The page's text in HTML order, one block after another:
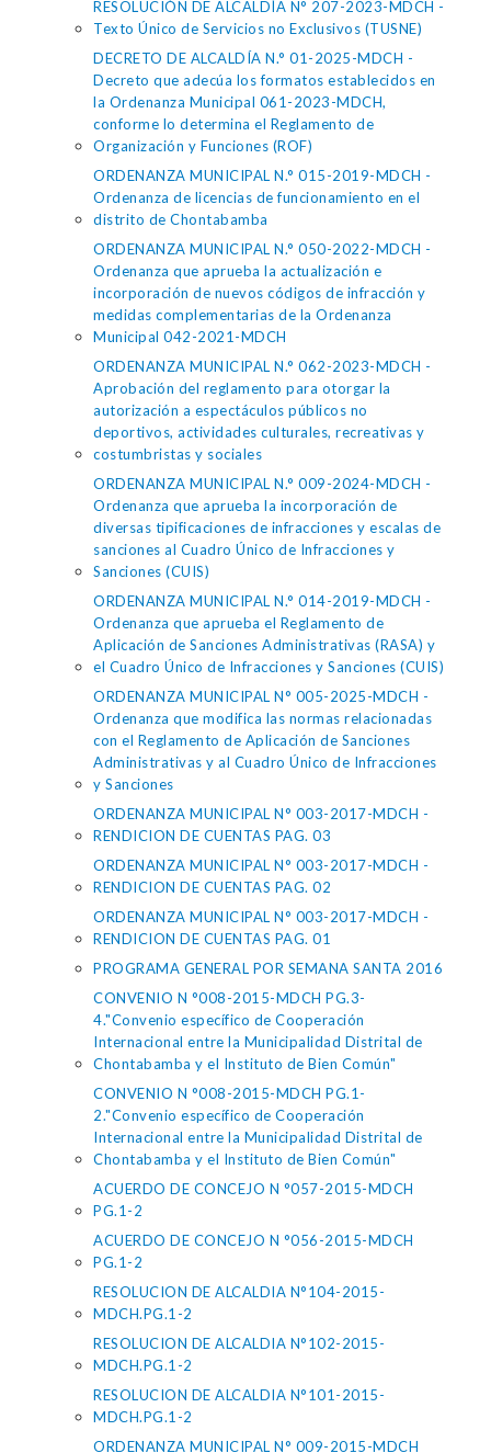
RESOLUCIÓN DE ALCALDÍA N° 207-2023-MDCH -
Texto Único de Servicios no Exclusivos (TUSNE)
DECRETO DE ALCALDÍA N.° 01-2025-MDCH -
Decreto que adecúa los formatos establecidos en
la Ordenanza Municipal 061-2023-MDCH,
conforme lo determina el Reglamento de
Organización y Funciones (ROF)
ORDENANZA MUNICIPAL N.° 015-2019-MDCH -
Ordenanza de licencias de funcionamiento en el
distrito de Chontabamba
ORDENANZA MUNICIPAL N.° 050-2022-MDCH -
Ordenanza que aprueba la actualización e
incorporación de nuevos códigos de infracción y
medidas complementarias de la Ordenanza
Municipal 042-2021-MDCH
ORDENANZA MUNICIPAL N.° 062-2023-MDCH -
Aprobación del reglamento para otorgar la
autorización a espectáculos públicos no
deportivos, actividades culturales, recreativas y
costumbristas y sociales
ORDENANZA MUNICIPAL N.° 009-2024-MDCH -
Ordenanza que aprueba la incorporación de
diversas tipificaciones de infracciones y escalas de
sanciones al Cuadro Único de Infracciones y
Sanciones (CUIS)
ORDENANZA MUNICIPAL N.° 014-2019-MDCH -
Ordenanza que aprueba el Reglamento de
Aplicación de Sanciones Administrativas (RASA) y
el Cuadro Único de Infracciones y Sanciones (CUIS)
ORDENANZA MUNICIPAL N° 005-2025-MDCH -
Ordenanza que modifica las normas relacionadas
con el Reglamento de Aplicación de Sanciones
Administrativas y al Cuadro Único de Infracciones
y Sanciones
ORDENANZA MUNICIPAL N° 003-2017-MDCH -
RENDICION DE CUENTAS PAG. 03
ORDENANZA MUNICIPAL N° 003-2017-MDCH -
RENDICION DE CUENTAS PAG. 02
ORDENANZA MUNICIPAL N° 003-2017-MDCH -
RENDICION DE CUENTAS PAG. 01
PROGRAMA GENERAL POR SEMANA SANTA 2016
CONVENIO N °008-2015-MDCH PG.3-
4."Convenio específico de Cooperación
Internacional entre la Municipalidad Distrital de
Chontabamba y el Instituto de Bien Común"
CONVENIO N °008-2015-MDCH PG.1-
2."Convenio específico de Cooperación
Internacional entre la Municipalidad Distrital de
Chontabamba y el Instituto de Bien Común"
ACUERDO DE CONCEJO N °057-2015-MDCH
PG.1-2
ACUERDO DE CONCEJO N °056-2015-MDCH
PG.1-2
RESOLUCION DE ALCALDIA N°104-2015-
MDCH.PG.1-2
RESOLUCION DE ALCALDIA N°102-2015-
MDCH.PG.1-2
RESOLUCION DE ALCALDIA N°101-2015-
MDCH.PG.1-2
ORDENANZA MUNICIPAL N° 009-2015-MDCH